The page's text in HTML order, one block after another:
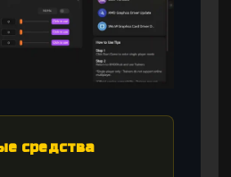
средства